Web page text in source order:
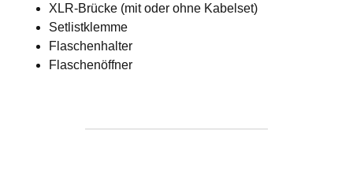
XLR-Brücke (mit oder ohne Kabelset)
Setlistklemme
Flaschenhalter
Flaschenöffner